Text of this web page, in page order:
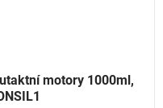
motory 1000ml,